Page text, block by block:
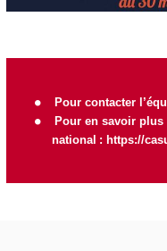
Pour contacter
Pour en savoir
national : https://